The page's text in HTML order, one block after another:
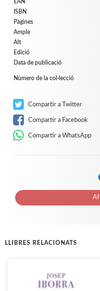
EAN
ISBN
Pàgines
Ample
Alt
Edició
Data de publicació
Número de la col·lecció
Compartir a Twitter
Compartir a Facebook
Compartir a WhatsApp
LLIBRES RELACIONATS